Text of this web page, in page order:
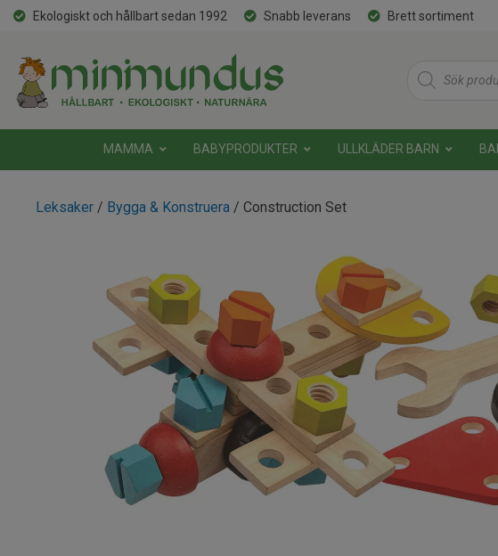
Ekologiskt och hållbart sedan 1992 Snabb leverans Brett sortiment
Products
search
MAMMA BABYPRODUKTER ULLKLÄDER BARN
Leksaker / Bygga & Konstruera / Construction Set